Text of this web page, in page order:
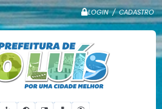
LOGIN / CADASTRO